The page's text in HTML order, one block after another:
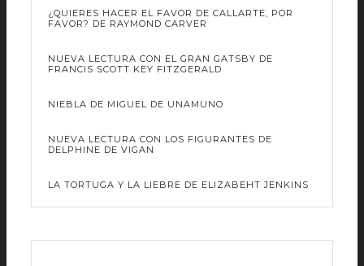
¿QUIERES HACER EL FAVOR DE CALLARTE, POR
FAVOR? DE RAYMOND CARVER
NUEVA LECTURA CON EL GRAN GATSBY DE
FRANCIS SCOTT KEY FITZGERALD
NIEBLA DE MIGUEL DE UNAMUNO
NUEVA LECTURA CON LOS FIGURANTES DE
DELPHINE DE VIGAN
LA TORTUGA Y LA LIEBRE DE ELIZABEHT JENKINS